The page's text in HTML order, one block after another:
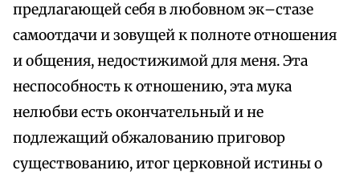
предлагающей себя в любовном эк–стазе
самоотдачи и зовущей к полноте отношения
и общения, недостижимой для меня. Эта
неспособность к отношению, эта мука
нелюбви есть окончательный и не
подлежащий обжалованию приговор
существованию, итог церковной истины о